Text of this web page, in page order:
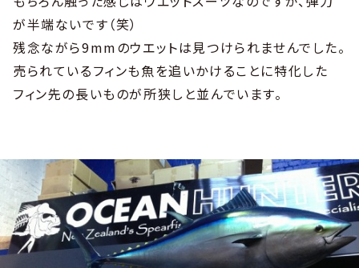
が半端ないです（笑）
残念ながら9mmのウエットは見つけられませんでした。
売られているフィンも魚を追いかけることに特化した
フィン先の長いものが所狭しと並んでいます。